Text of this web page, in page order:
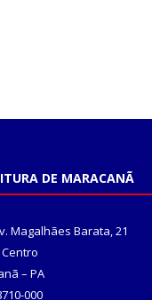
DE MARACANÃ
Magalhães Barata, 21
– PA
000